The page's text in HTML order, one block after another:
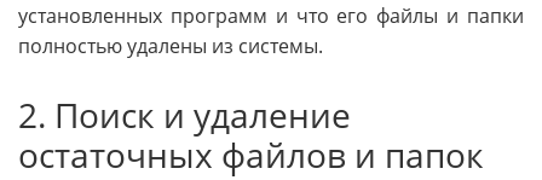
установленных программ и что его файлы и папки
полностью удалены из системы.
2. Поиск и удаление
остаточных файлов и папок